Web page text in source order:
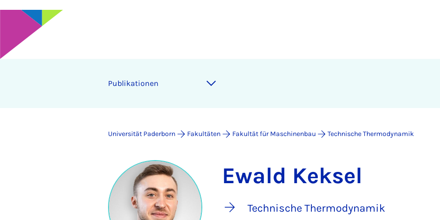
Publikationen
Universität Paderborn Fakultäten Fakultät für Maschinenbau Technische Thermodynamik
Ewald Keksel
Technische Thermodynamik